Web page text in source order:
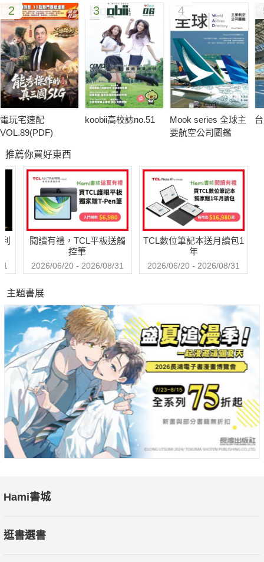
充滿藝術滋養的淡水，孕育出許多新銳藝術家，為傳遞他們多
元的藝術風格，淡水古蹟博物館特邀臺北藝術大學美術學院與三
芝文化基金會，共同策辦「北海岸七迢人─年輕藝術家雕塑
展」，展現年輕一代藝術家的美學視野，並傳達其「來去淡水」
的在地情懷與藝術意象。
在微涼的午後，典藏珍貴音樂文化資產的美麗永安生活館，為體
李泰祥紀念回顧企劃」，精選館內收藏李泰祥大師著名的黑膠唱
片，提供民眾聆聽，讓我們啜飲咖啡，一同欣賞大師的作品與精
其他精采活動可上新北市藝遊官網http://ntcag.ctu.com.tw、
Pubu電子書城或上新北市政府文化局網站
高鐵站、新北市立圖書館免費索取。
2
電玩宅速配
VOL.89(PDF)
3
koobii高校誌no.51
4
Mook series 全球主
要航空公司圖鑑
推薦你買好東西
閱讀有禮，TCL平板送觸
控筆
2026/06/20 - 2026/08/31
TCL數位筆記本送月讀包1
年
2026/06/20 - 2026/08/31
主題書展
Hami書城
逛書選書